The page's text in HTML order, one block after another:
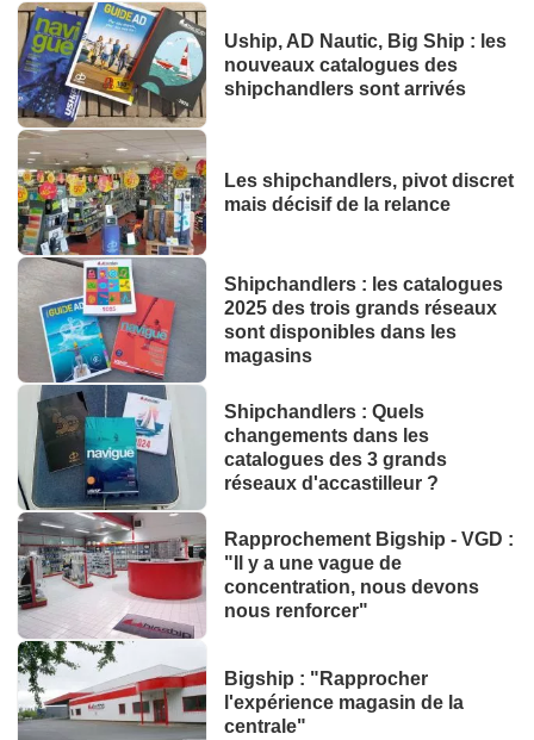
Uship, AD Nautic, Big Ship : les
nouveaux catalogues des
shipchandlers sont arrivés
Les shipchandlers, pivot discret
mais décisif de la relance
Shipchandlers : les catalogues
2025 des trois grands réseaux
sont disponibles dans les
magasins
Shipchandlers : Quels
changements dans les
catalogues des 3 grands
réseaux d'accastilleur ?
Rapprochement Bigship - VGD :
"Il y a une vague de
concentration, nous devons
nous renforcer"
Bigship : "Rapprocher
l'expérience magasin de la
centrale"